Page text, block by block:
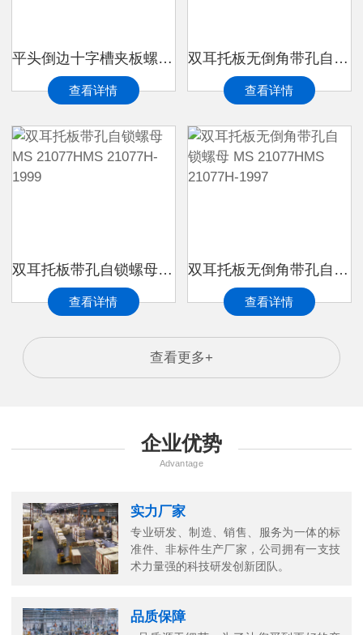
平头倒边十字槽夹板螺母 QIB/IND 1011.1QIB/IND 1011.1
查看详情
双耳托板无倒角带孔自锁螺母 MS 21077HMS 21077H-1999
查看详情
双耳托板带孔自锁螺母 MS 21077HMS 21077H-1999
查看详情
双耳托板无倒角带孔自锁螺母 MS 21077HMS 21077H-1997
查看详情
查看更多+
企业优势
Advantage
实力厂家
专业研发、制造、销售、服务为一体的标
准件、非标件生产厂家，公司拥有一支技
术力量强的科技研发创新团队。
品质保障